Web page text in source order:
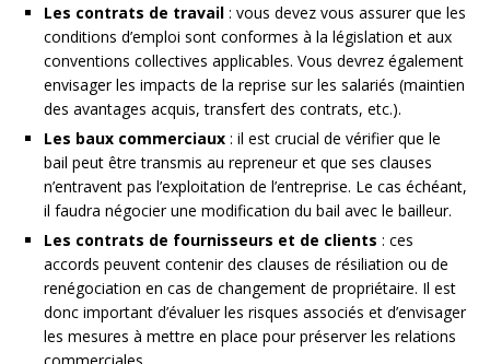
Les contrats de travail : vous devez vous assurer que les
conditions d’emploi sont conformes à la législation et aux
conventions collectives applicables. Vous devrez également
envisager les impacts de la reprise sur les salariés (maintien
des avantages acquis, transfert des contrats, etc.).
Les baux commerciaux : il est crucial de vérifier que le
bail peut être transmis au repreneur et que ses clauses
n’entravent pas l’exploitation de l’entreprise. Le cas échéant,
il faudra négocier une modification du bail avec le bailleur.
Les contrats de fournisseurs et de clients : ces
accords peuvent contenir des clauses de résiliation ou de
renégociation en cas de changement de propriétaire. Il est
donc important d’évaluer les risques associés et d’envisager
les mesures à mettre en place pour préserver les relations